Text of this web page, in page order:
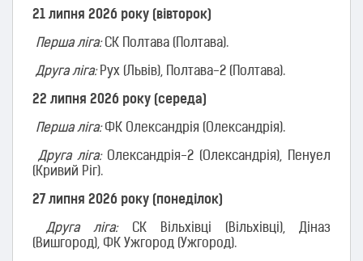
21 липня 2026 року (вівторок)
Перша ліга:СК Полтава (Полтава).
Друга ліга:Рух (Львів), Полтава-2 (Полтава).
22 липня 2026 року (середа)
Перша ліга:ФК Олександрія (Олександрія).
Друга ліга:Олександрія-2 (Олександрія), Пенуел
(Кривий Ріг).
27 липня 2026 року (понеділок)
Друга ліга:СК Вільхівці (Вільхівці), Діназ
(Вишгород), ФК Ужгород (Ужгород).